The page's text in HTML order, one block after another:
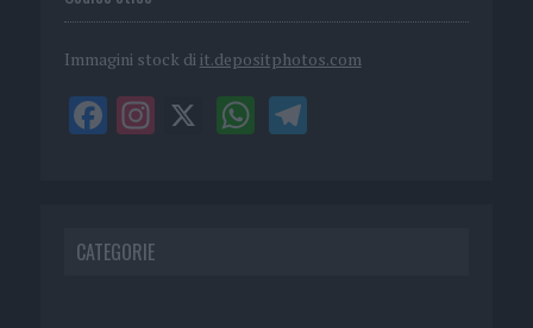
Immagini stock di it.depositphotos.com
CATEGORIE